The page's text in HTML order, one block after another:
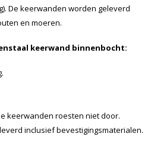
De keerwanden worden geleverd
en moeren.
keerwand binnenbocht:
keerwanden roesten niet door.
inclusief bevestigingsmaterialen.